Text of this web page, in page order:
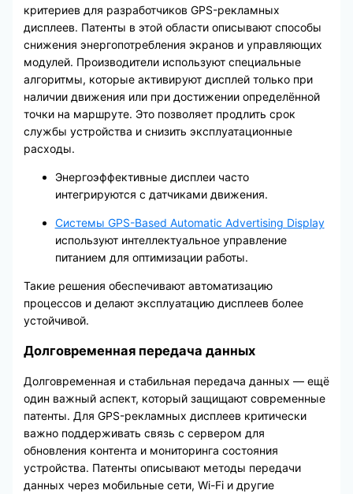
критериев для разработчиков GPS-рекламных
дисплеев. Патенты в этой области описывают способы
снижения энергопотребления экранов и управляющих
модулей. Производители используют специальные
алгоритмы, которые активируют дисплей только при
наличии движения или при достижении определённой
точки на маршруте. Это позволяет продлить срок
службы устройства и снизить эксплуатационные
расходы.
Энергоэффективные дисплеи часто
интегрируются с датчиками движения.
Системы GPS-Based Automatic Advertising Display
используют интеллектуальное управление
питанием для оптимизации работы.
Такие решения обеспечивают автоматизацию
процессов и делают эксплуатацию дисплеев более
устойчивой.
Долговременная передача данных
Долговременная и стабильная передача данных — ещё
один важный аспект, который защищают современные
патенты. Для GPS-рекламных дисплеев критически
важно поддерживать связь с сервером для
обновления контента и мониторинга состояния
устройства. Патенты описывают методы передачи
данных через мобильные сети, Wi-Fi и другие